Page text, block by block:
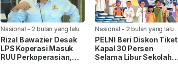
Nasional - 2 bulan yang lalu
Rizal Bawazier Desak
LPS Koperasi Masuk
RUU Perkoperasian,
Nasional - 2 bulan yang lalu
PELNI Beri Diskon Tiket
Kapal 30 Persen
Selama Libur Sekolah